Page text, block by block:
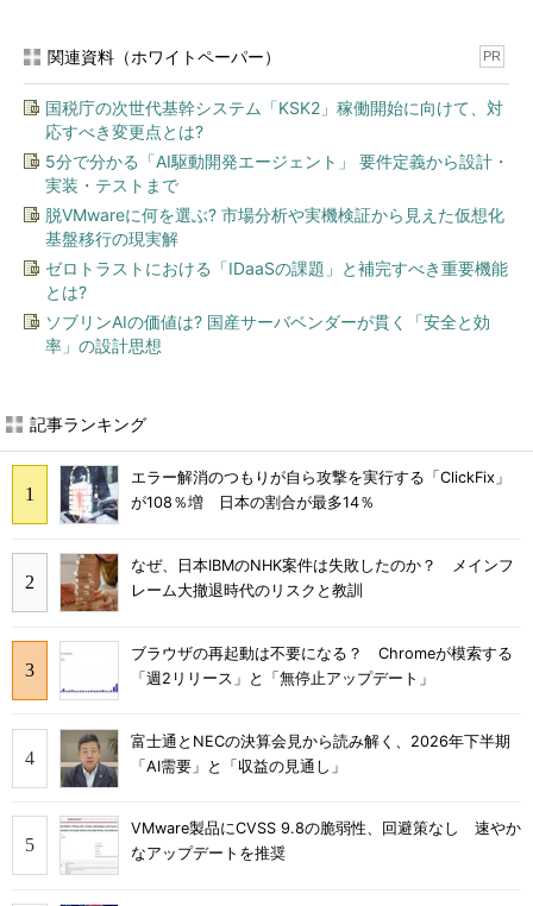
関連資料（ホワイトペーパー） PR
国税庁の次世代基幹システム「KSK2」稼働開始に向けて、対
応すべき変更点とは?
5分で分かる「AI駆動開発エージェント」 要件定義から設計・
実装・テストまで
脱VMwareに何を選ぶ? 市場分析や実機検証から見えた仮想化
基盤移行の現実解
ゼロトラストにおける「IDaaSの課題」と補完すべき重要機能
とは?
ソブリンAIの価値は? 国産サーバベンダーが貫く「安全と効
率」の設計思想
記事ランキング
エラー解消のつもりが自ら攻撃を実行する「ClickFix」
が108％増 日本の割合が最多14％
なぜ、日本IBMのNHK案件は失敗したのか？ メインフ
レーム大撤退時代のリスクと教訓
ブラウザの再起動は不要になる？ Chromeが模索する
「週2リリース」と「無停止アップデート」
富士通とNECの決算会見から読み解く、2026年下半期
「AI需要」と「収益の見通し」
VMware製品にCVSS 9.8の脆弱性、回避策なし 速やか
なアップデートを推奨